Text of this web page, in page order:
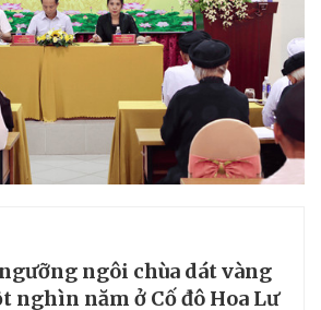
ngôi chùa dát vàng
nghìn năm ở Cố đô Hoa Lư